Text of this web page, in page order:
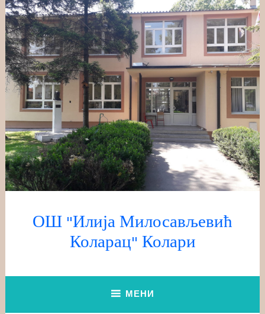
Скочи
на
садржај
ОШ "Илија Милосављевић
Коларац" Колари
МЕНИ